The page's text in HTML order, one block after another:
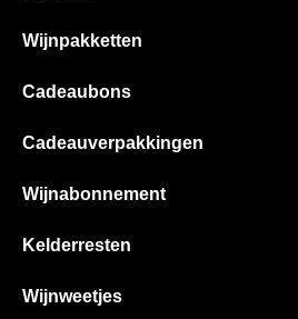
Wijnpakketten
Cadeaubons
Cadeauverpakkingen
Wijnabonnement
Kelderresten
Wijnweetjes